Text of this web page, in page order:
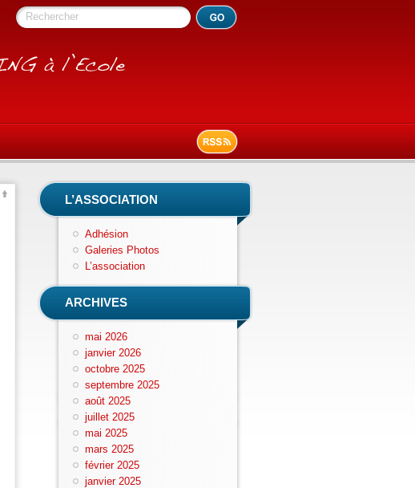
Rechercher
L’ASSOCIATION
Adhésion
Galeries Photos
L’association
ARCHIVES
mai 2026
janvier 2026
octobre 2025
septembre 2025
août 2025
juillet 2025
mai 2025
mars 2025
février 2025
janvier 2025